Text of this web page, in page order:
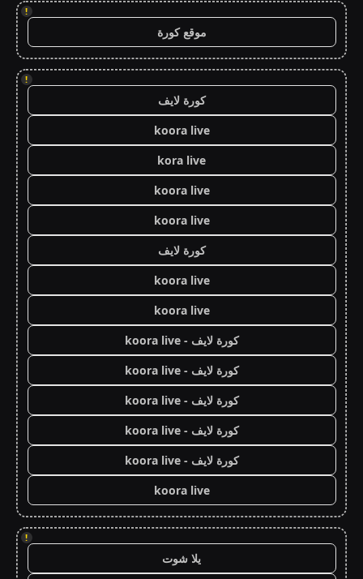
!
موقع كورة
!
كورة لايف
koora live
kora live
koora live
koora live
كورة لايف
koora live
koora live
كورة لايف - koora live
كورة لايف - koora live
كورة لايف - koora live
كورة لايف - koora live
كورة لايف - koora live
koora live
!
يلا شوت